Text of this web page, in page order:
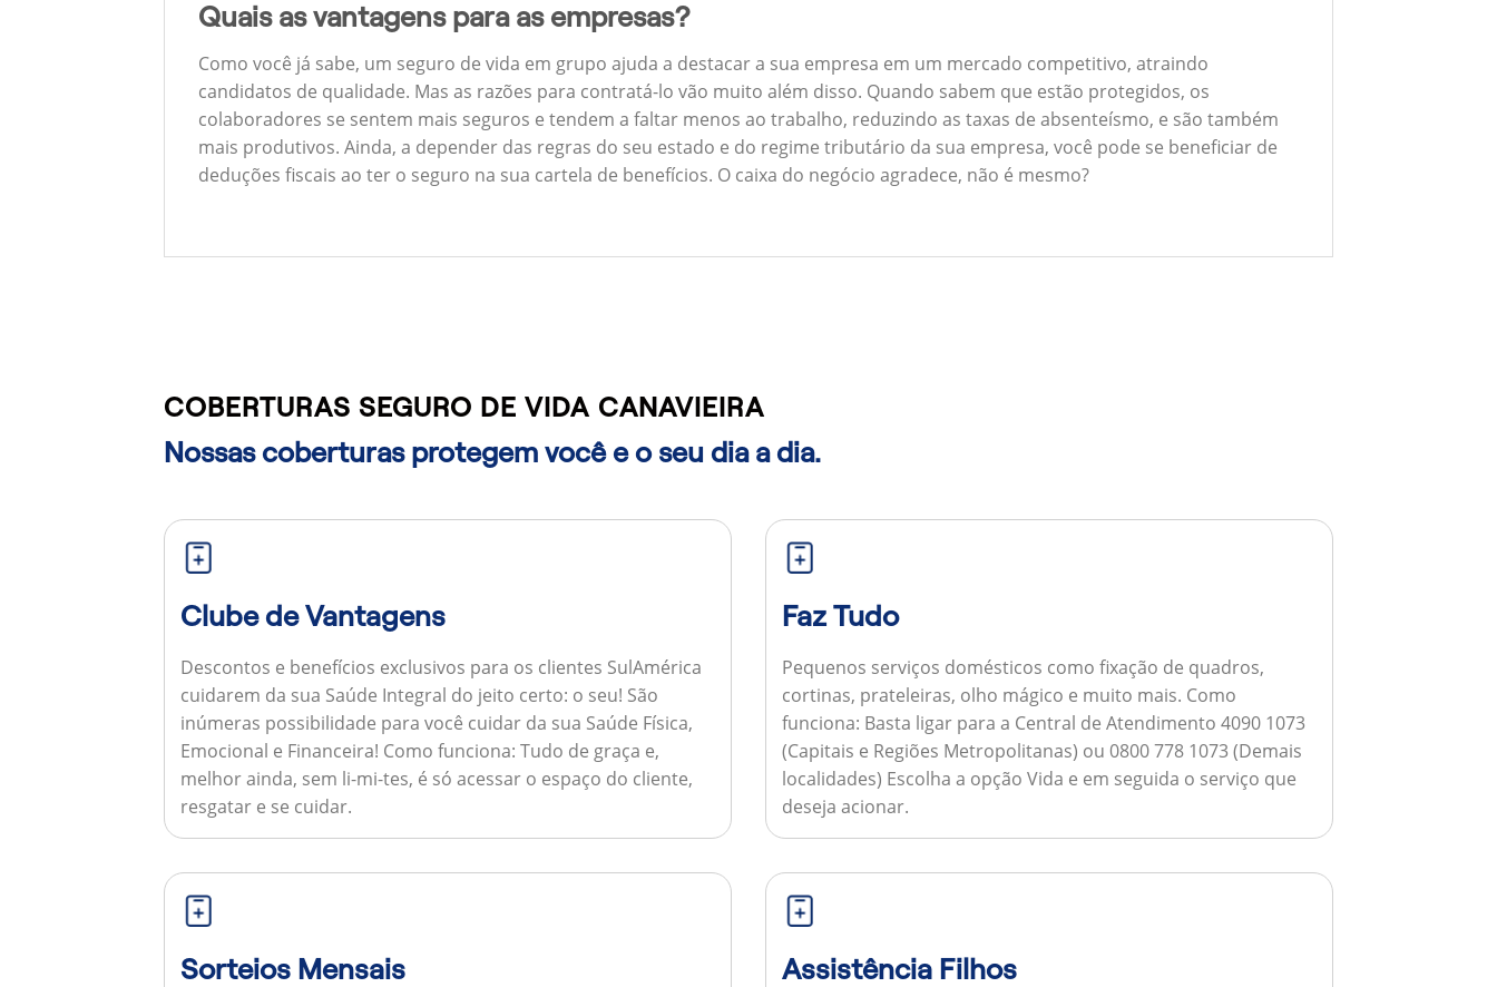
Quais as vantagens para as empresas?
Como você já sabe, um seguro de vida em grupo ajuda a destacar a sua empresa em um mercado competitivo, atraindo
candidatos de qualidade. Mas as razões para contratá-lo vão muito além disso. Quando sabem que estão protegidos, os
colaboradores se sentem mais seguros e tendem a faltar menos ao trabalho, reduzindo as taxas de absenteísmo, e são também
mais produtivos. Ainda, a depender das regras do seu estado e do regime tributário da sua empresa, você pode se beneficiar de
deduções fiscais ao ter o seguro na sua cartela de benefícios. O caixa do negócio agradece, não é mesmo?
COBERTURAS SEGURO DE VIDA CANAVIEIRA
Nossas coberturas protegem você e o seu dia a dia.
Clube de Vantagens
Descontos e benefícios exclusivos para os clientes SulAmérica
cuidarem da sua Saúde Integral do jeito certo: o seu! São
inúmeras possibilidade para você cuidar da sua Saúde Física,
Emocional e Financeira! Como funciona: Tudo de graça e,
melhor ainda, sem li-mi-tes, é só acessar o espaço do cliente,
resgatar e se cuidar.
Faz Tudo
Pequenos serviços domésticos como fixação de quadros,
cortinas, prateleiras, olho mágico e muito mais. Como
funciona: Basta ligar para a Central de Atendimento 4090 1073
(Capitais e Regiões Metropolitanas) ou 0800 778 1073 (Demais
localidades) Escolha a opção Vida e em seguida o serviço que
deseja acionar.
Sorteios Mensais Assistência Filhos